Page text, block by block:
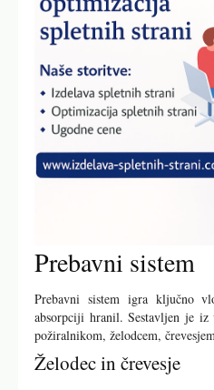
Prebavni sistem
Prebavni sistem igra ključno
absorpciji hranil. Sestavljen je
požiralnikom, želodcem,
Želodec in črevesje